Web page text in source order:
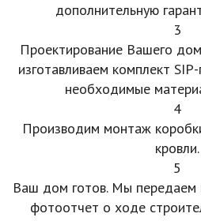
дополнительную
3
Проектирование Вашего
изготавливаем комплект
необходимые
4
Производим монтаж
кровли.
5
Ваш дом готов. Мы передаем
фотоотчет о ходе